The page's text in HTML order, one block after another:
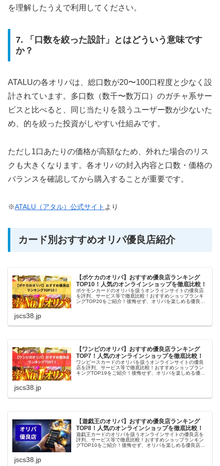
を理解したうえで利用してください。
7. 「口数を絞った設計」とはどういう意味です
か？
ATALUの各オリパは、総口数が20〜100口程度と少なく設
計されています。多口数（数千〜数万口）のガチャ系サー
ビスと比べると、同じ当たりを競うユーザー数が少ないた
め、的を絞った投資がしやすい仕組みです。
ただし1口あたりの価格が高額なため、外れた場合のリス
クも大きくなります。各オリパの封入内容と口数・価格の
バランスを確認してから購入することが重要です。
※ATALU（アタル）公式サイト より
カード別おすすめオリパ優良店紹介
【ポケカのオリパ】おすすめ優良店ランキング
TOP10！人気のオンラインショップを徹底比較！
ポケモンカードのオリパを扱うオンラインサイトの優良店
を評判、サービス等で徹底比較！おすすめショップランキ
ングTOP20をご紹介！後悔せず、オリパを楽しめる優良店
jscs38.jp
【ワンピのオリパ】おすすめ優良店ランキング
TOP7！人気のオンラインショップを徹底比較！
ワンピースカードのオリパを扱うオンラインサイトの優良
店を評判、サービス等で徹底比較！おすすめショップラン
キングTOP19をご紹介！後悔せず、オリパを楽しめる優良
jscs38.jp
【遊戯王のオリパ】おすすめ優良店ランキング
TOP8！人気のオンラインショップを徹底比較！
遊戯王カードのオリパを扱うオンラインサイトの優良店を
評判、サービス等で徹底比較！おすすめショップランキン
グTOP10をご紹介！後悔せず、オリパを楽しめる優良店だ
jscs38.jp